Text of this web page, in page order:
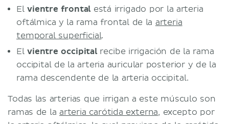
Elvientre frontalestá irrigado por la arteria
oftálmica y la rama frontal de la arteria
temporal superficial.
Elvientre occipitalrecibe irrigación de la rama
occipital de la arteria auricular posterior y de la
rama descendente de la arteria occipital.
Todas las arterias que irrigan a este músculo son
ramas de la arteria carótida externa, excepto por